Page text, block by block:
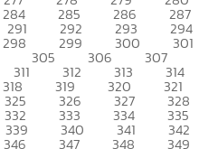
284 285 286 287
291 292 293 294
298 299 300 301
305 306 307
311 312 313 314
318 319 320 321
325 326 327 328
332 333 334 335
339 340 341 342
346 347 348 349